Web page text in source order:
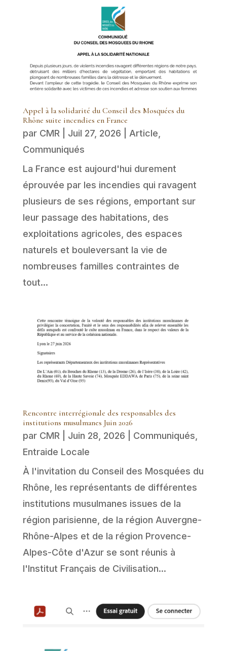
Appel à la solidarité du Conseil des Mosquées du
Rhône suite incendies en France
par CMR Juil 27, 2026 Article
Communiqués
La France est aujourd'hui durement
éprouvée par les incendies qui ravagent
plusieurs de ses régions, emportant sur
leur passage des habitations, des
exploitations agricoles, des espaces
naturels et bouleversant la vie de
nombreuses familles contraintes de
tout...
Rencontre interrégionale des responsables des
institutions musulmanes Juin 2026
par CMR Juin 28, 2026 Communiqués
Entraide Locale
À l'invitation du Conseil des Mosquées du
Rhône, les représentants de différentes
institutions musulmanes issues de la
région parisienne, de la région Auvergne-
Rhône-Alpes et de la région Provence-
Alpes-Côte d'Azur se sont réunis à
l'Institut Français de Civilisation...